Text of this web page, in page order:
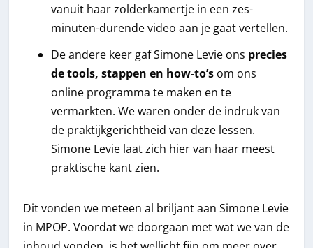
vanuit haar zolderkamertje in een zes-
minuten-durende video aan je gaat vertellen.
De andere keer gaf Simone Levie ons precies
de tools, stappen en how-to’s om ons
online programma te maken en te
vermarkten. We waren onder de indruk van
de praktijkgerichtheid van deze lessen.
Simone Levie laat zich hier van haar meest
praktische kant zien.
Dit vonden we meteen al briljant aan Simone Levie
in MPOP. Voordat we doorgaan met wat we van de